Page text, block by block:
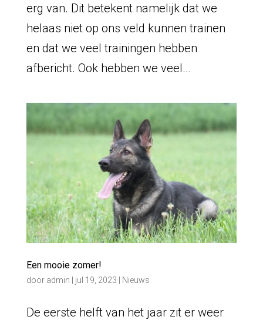
erg van. Dit betekent namelijk dat we
helaas niet op ons veld kunnen trainen
en dat we veel trainingen hebben
afbericht. Ook hebben we veel...
Een mooie zomer!
door admin jul 19, 2023 Nieuws
De eerste helft van het jaar zit er weer